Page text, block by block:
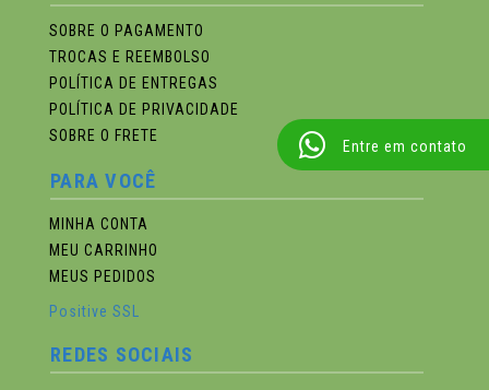
SOBRE O PAGAMENTO
TROCAS E REEMBOLSO
POLÍTICA DE ENTREGAS
POLÍTICA DE PRIVACIDADE
SOBRE O FRETE
PARA VOCÊ
MINHA CONTA
MEU CARRINHO
MEUS PEDIDOS
Positive SSL
REDES SOCIAIS
Entre em contato